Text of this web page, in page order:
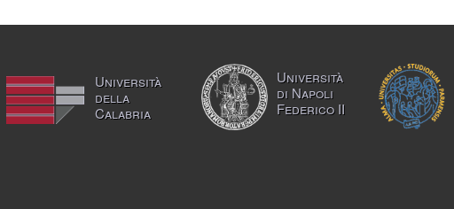
Università
della
Calabria
Università
di Napoli
Federico II